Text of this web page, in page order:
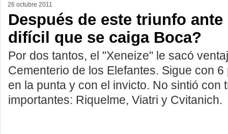
26 octubre 2011
Después de este triunfo
difícil que se caiga Boca?
Por dos tantos, el "Xeneize" le sacó
Cementerio de los Elefantes. Sigue con
en la punta y con el invicto. No sintió con
importantes: Riquelme, Viatri y Cvitanich.